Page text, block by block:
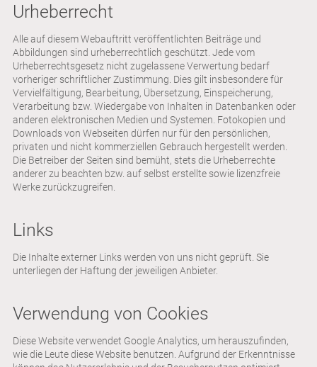
Urheberrecht
Alle auf diesem Webauftritt veröffentlichten Beiträge und
Abbildungen sind urheberrechtlich geschützt. Jede vom
Urheberrechtsgesetz nicht zugelassene Verwertung bedarf
vorheriger schriftlicher Zustimmung. Dies gilt insbesondere für
Vervielfältigung, Bearbeitung, Übersetzung, Einspeicherung,
Verarbeitung bzw. Wiedergabe von Inhalten in Datenbanken oder
anderen elektronischen Medien und Systemen. Fotokopien und
Downloads von Webseiten dürfen nur für den persönlichen,
privaten und nicht kommerziellen Gebrauch hergestellt werden.
Die Betreiber der Seiten sind bemüht, stets die Urheberrechte
anderer zu beachten bzw. auf selbst erstellte sowie lizenzfreie
Werke zurückzugreifen.
Links
Die Inhalte externer Links werden von uns nicht geprüft. Sie
unterliegen der Haftung der jeweiligen Anbieter.
Verwendung von Cookies
Diese Website verwendet Google Analytics, um herauszufinden,
wie die Leute diese Website benutzen. Aufgrund der Erkenntnisse